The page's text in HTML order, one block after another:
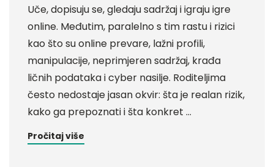
Uče, dopisuju se, gledaju sadržaj i igraju igre
online. Međutim, paralelno s tim rastu i rizici
kao što su online prevare, lažni profili,
manipulacije, neprimjeren sadržaj, krađa
ličnih podataka i cyber nasilje. Roditeljima
često nedostaje jasan okvir: šta je realan rizik,
kako ga prepoznati i šta konkret …
Pročitaj više